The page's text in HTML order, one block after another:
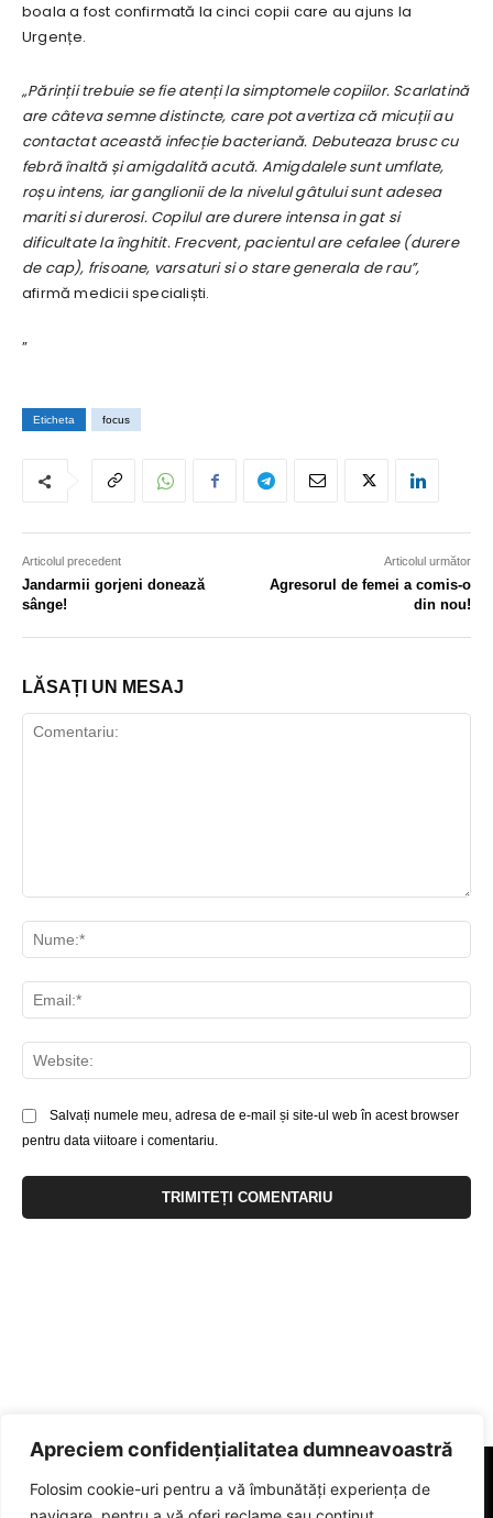
Apreciem confidențialitatea dumneavoastră
Folosim cookie-uri pentru a vă îmbunătăți experiența de
boala a fost confirmată la cinci copii care au ajuns la
Urgențe.
„Părinții trebuie se fie atenți la simptomele copiilor. Scarlatină
are câteva semne distincte, care pot avertiza că micuții au
contactat această infecție bacteriană. Debuteaza brusc cu
febră înaltă și amigdalită acută. Amigdalele sunt umflate,
roșu intens, iar ganglionii de la nivelul gâtului sunt adesea
mariti si durerosi. Copilul are durere intensa in gat si
dificultate la înghitit. Frecvent, pacientul are cefalee (durere
de cap), frisoane, varsaturi si o stare generala de rau”,
afirmă medicii specialiști.
”
Eticheta focus
Articolul precedent
Jandarmii gorjeni donează
sânge!
Articolul următor
Agresorul de femei a comis-o
din nou!
LĂSAȚI UN MESAJ
Salvați numele meu, adresa de e-mail și site-ul web în acest browser
pentru data viitoare i comentariu.